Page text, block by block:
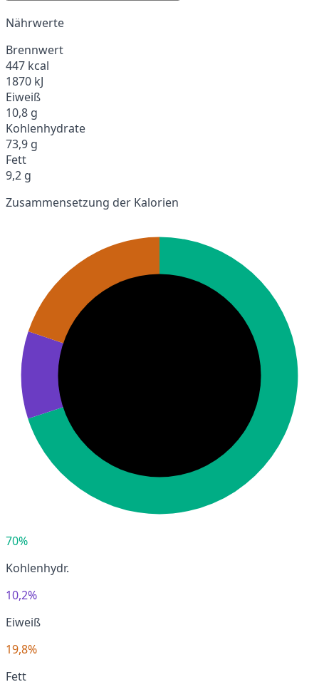
Nährwerte
Brennwert
447 kcal
1870 kJ
Eiweiß
10,8 g
Kohlenhydrate
73,9 g
Fett
9,2 g
Zusammensetzung der Kalorien
70%
Kohlenhydr.
10,2%
Eiweiß
19,8%
Fett